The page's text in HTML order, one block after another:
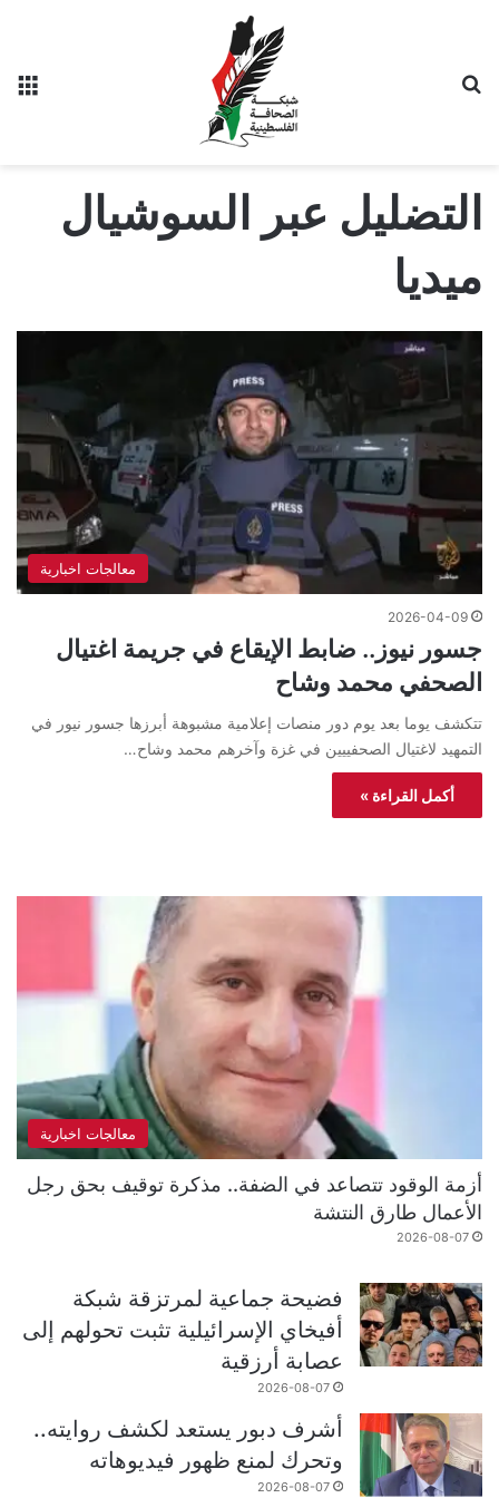
التضليل عبر السوشيال
ميديا
معالجات اخبارية
2026-04-09
جسور نيوز.. ضابط الإيقاع في جريمة اغتيال
الصحفي محمد وشاح
تتكشف يوما بعد يوم دور منصات إعلامية مشبوهة أبرزها جسور نيور في
التمهيد لاغتيال الصحفييين في غزة وآخرهم محمد وشاح…
أكمل القراءة »
معالجات اخبارية
أزمة الوقود تتصاعد في الضفة.. مذكرة توقيف بحق رجل
الأعمال طارق النتشة
2026-08-07
فضيحة جماعية لمرتزقة شبكة
أفيخاي الإسرائيلية تثبت تحولهم إلى
عصابة أرزقية
2026-08-07
أشرف دبور يستعد لكشف روايته..
وتحرك لمنع ظهور فيديوهاته
2026-08-07